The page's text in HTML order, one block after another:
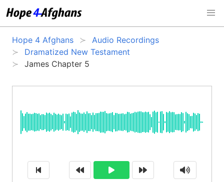
Hope 4 Afghans
Audio Recordings
Dramatized New Testament
James Chapter 5